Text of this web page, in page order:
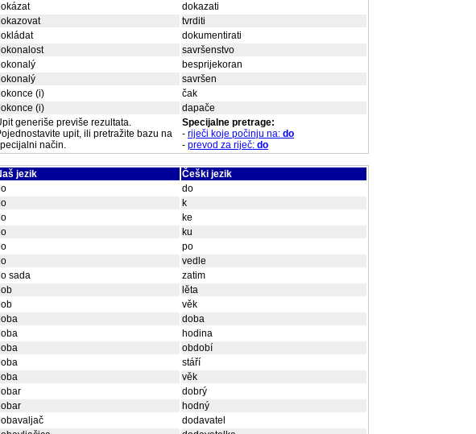
dokazati
tvrditi
dokumentirati
savršenstvo
besprijekoran
savršen
(i)
čak
(i)
dapače
generiše previše rezultata.
upit, ili pretražite bazu na
način.
Specijalne pretrage:
- riječi koje počinju na: do
- prevod za riječ: do
jezik
Češki jezik
do
k
ke
ku
po
vedle
sada
zatim
lěta
věk
doba
hodina
období
stáří
věk
dobrý
hodný
dodavatel